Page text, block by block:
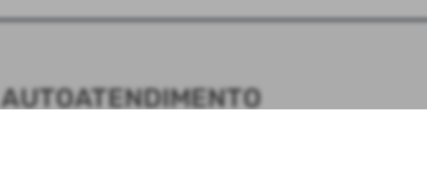
AUTOATENDIMENTO